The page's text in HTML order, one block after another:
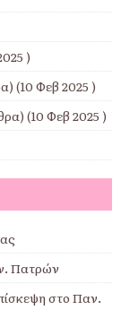
)
(10 Φεβ 2025 )
(10 Φεβ 2025 )
Πατρών
στο Παν.